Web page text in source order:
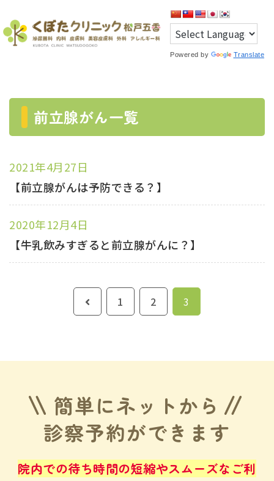
Powered by Translate
前立腺がん一覧
2021年4月27日
【前立腺がんは予防できる？】
2020年12月4日
【牛乳飲みすぎると前立腺がんに？】
前
1 2 3
簡単にネットから
診察予約ができます
院内での待ち時間の短縮やスムーズなご利